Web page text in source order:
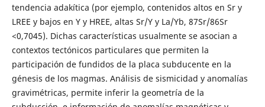
tendencia adakítica (por ejemplo, contenidos altos en Sr y
LREE y bajos en Y y HREE, altas Sr/Y y La/Yb, 87Sr/86Sr
<0,7045). Dichas características usualmente se asocian a
contextos tectónicos particulares que permiten la
participación de fundidos de la placa subducente en la
génesis de los magmas. Análisis de sismicidad y anomalías
gravimétricas, permite inferir la geometría de la